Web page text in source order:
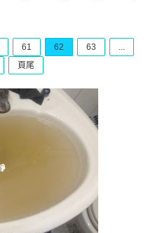
61 62 63
...
頁尾